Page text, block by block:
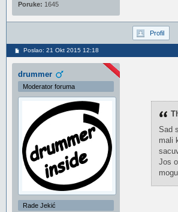
Poruke: 1645
Profil
Poslao: 21 Okt 2015 12:18
drummer
Moderator foruma
Rade Jekić
Sad
mali
Jos